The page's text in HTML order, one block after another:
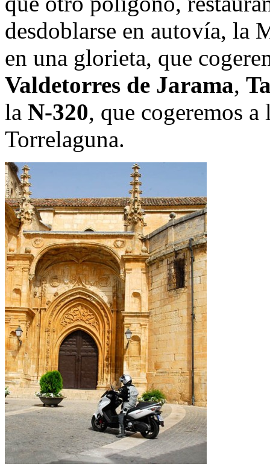
desdoblarse en autovía, la
en una glorieta, que
Valdetorres de Jarama,
la N-320, que cogeremos
Torrelaguna.